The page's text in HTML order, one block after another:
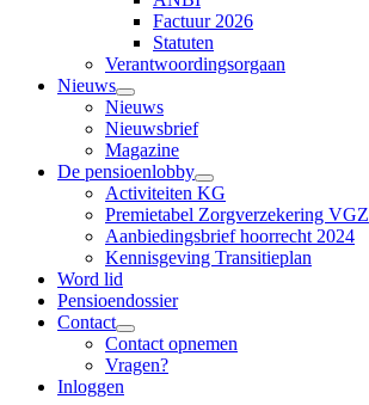
Factuur 2026
Statuten
Verantwoordingsorgaan
Nieuws
Nieuws
Nieuwsbrief
Magazine
De pensioenlobby
Activiteiten KG
Premietabel Zorgverzekering VGZ
Aanbiedingsbrief hoorrecht 2024
Kennisgeving Transitieplan
Word lid
Pensioendossier
Contact
Contact opnemen
Vragen?
Inloggen